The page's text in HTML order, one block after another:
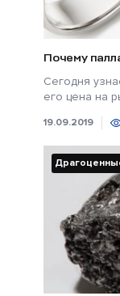
Почему
Сегодня
его цена на
19.09.2019